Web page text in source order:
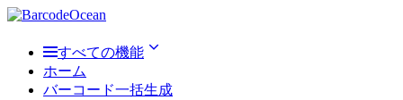
すべての機能
ホーム
バーコード一括生成